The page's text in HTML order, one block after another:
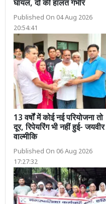
घायल, दो की हालत गंभीर
Published On 04 Aug 2026
20:54:41
13 वर्षों में कोई नई परियोजना तो
दूर, रिपेयरिंग भी नहीं हुई- जयवीर
वाल्मीकि
Published On 06 Aug 2026
17:27:32